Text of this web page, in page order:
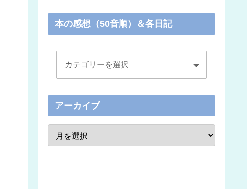
本の感想（50音順）＆各日記
アーカイブ